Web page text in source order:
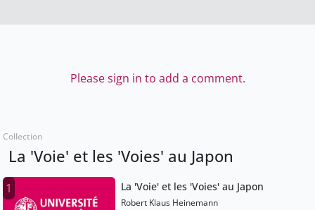
Please sign in to add a comment.
Collection
La 'Voie' et les 'Voies' au Japon
1 La 'Voie' et les 'Voies' au Japon
Robert Klaus Heinemann